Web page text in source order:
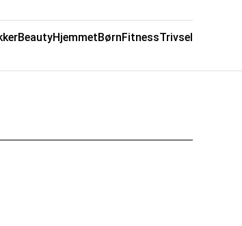
BeautyHjemmetBørnFitnessTrivsel